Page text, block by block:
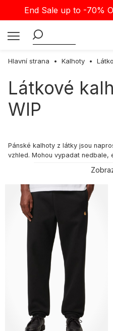
End Sale up to -70%
Hlavní strana Kalhoty
Látkové
WIP
Pánské kalhoty z látky jsou
vzhled. Mohou vypadat nedbale,
příležitostech. Navíc jsou
hned po oblečení se v nich cítíš
látkových kalhot na Selectshopu
s nimi ožije i tvůj šatník!
Látkové kalhoty –
Pánské látkové kalhoty jsou
příležitostí. S výběrem modelů
Selectshop můžeš tvořit
jednobarevné triko a neotřelý
look. Proč je nosit? -
neškrtí a udrží komfort během
doma, do práce, na procházku i
údržba:** většinou vhodné do
žehlení.